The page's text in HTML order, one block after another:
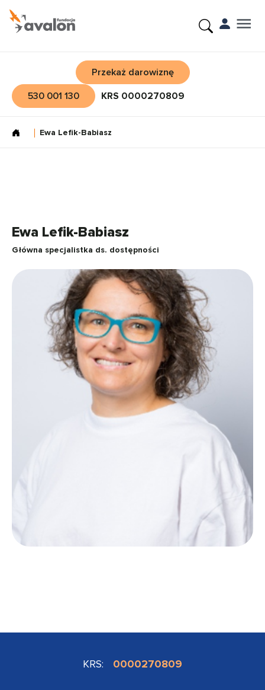
Przekaż darowiznę
530 001 130
KRS 0000270809
Ewa Lefik-Babiasz
Ewa Lefik-Babiasz
Główna specjalistka ds. dostępności
KRS: 0000270809